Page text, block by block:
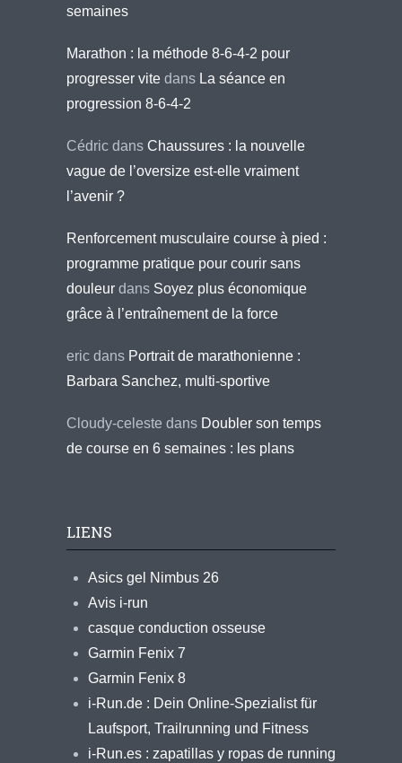
semaines
Marathon : la méthode 8-6-4-2 pour
progresser vite dans La séance en
progression 8-6-4-2
Cédric dans Chaussures : la nouvelle
vague de l’oversize est-elle vraiment
l’avenir ?
Renforcement musculaire course à pied :
programme pratique pour courir sans
douleur dans Soyez plus économique
grâce à l’entraînement de la force
eric dans Portrait de marathonienne :
Barbara Sanchez, multi-sportive
Cloudy-celeste dans Doubler son temps
de course en 6 semaines : les plans
LIENS
Asics gel Nimbus 26
Avis i-run
casque conduction osseuse
Garmin Fenix 7
Garmin Fenix 8
i-Run.de : Dein Online-Spezialist für
Laufsport, Trailrunning und Fitness
i-Run.es : zapatillas y ropas de running